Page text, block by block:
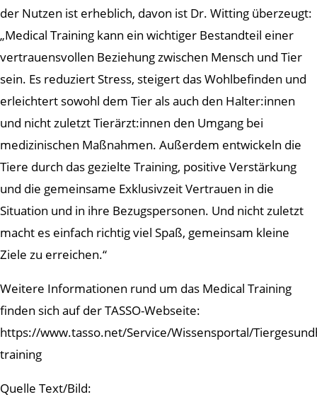
der Nutzen ist erheblich, davon ist Dr. Witting überzeugt:
„Medical Training kann ein wichtiger Bestandteil einer
vertrauensvollen Beziehung zwischen Mensch und Tier
sein. Es reduziert Stress, steigert das Wohlbefinden und
erleichtert sowohl dem Tier als auch den Halter:innen
und nicht zuletzt Tierärzt:innen den Umgang bei
medizinischen Maßnahmen. Außerdem entwickeln die
Tiere durch das gezielte Training, positive Verstärkung
und die gemeinsame Exklusivzeit Vertrauen in die
Situation und in ihre Bezugspersonen. Und nicht zuletzt
macht es einfach richtig viel Spaß, gemeinsam kleine
Ziele zu erreichen.“
Weitere Informationen rund um das Medical Training
finden sich auf der TASSO-Webseite:
https://www.tasso.net/Service/Wissensportal/
training
Quelle Text/Bild: